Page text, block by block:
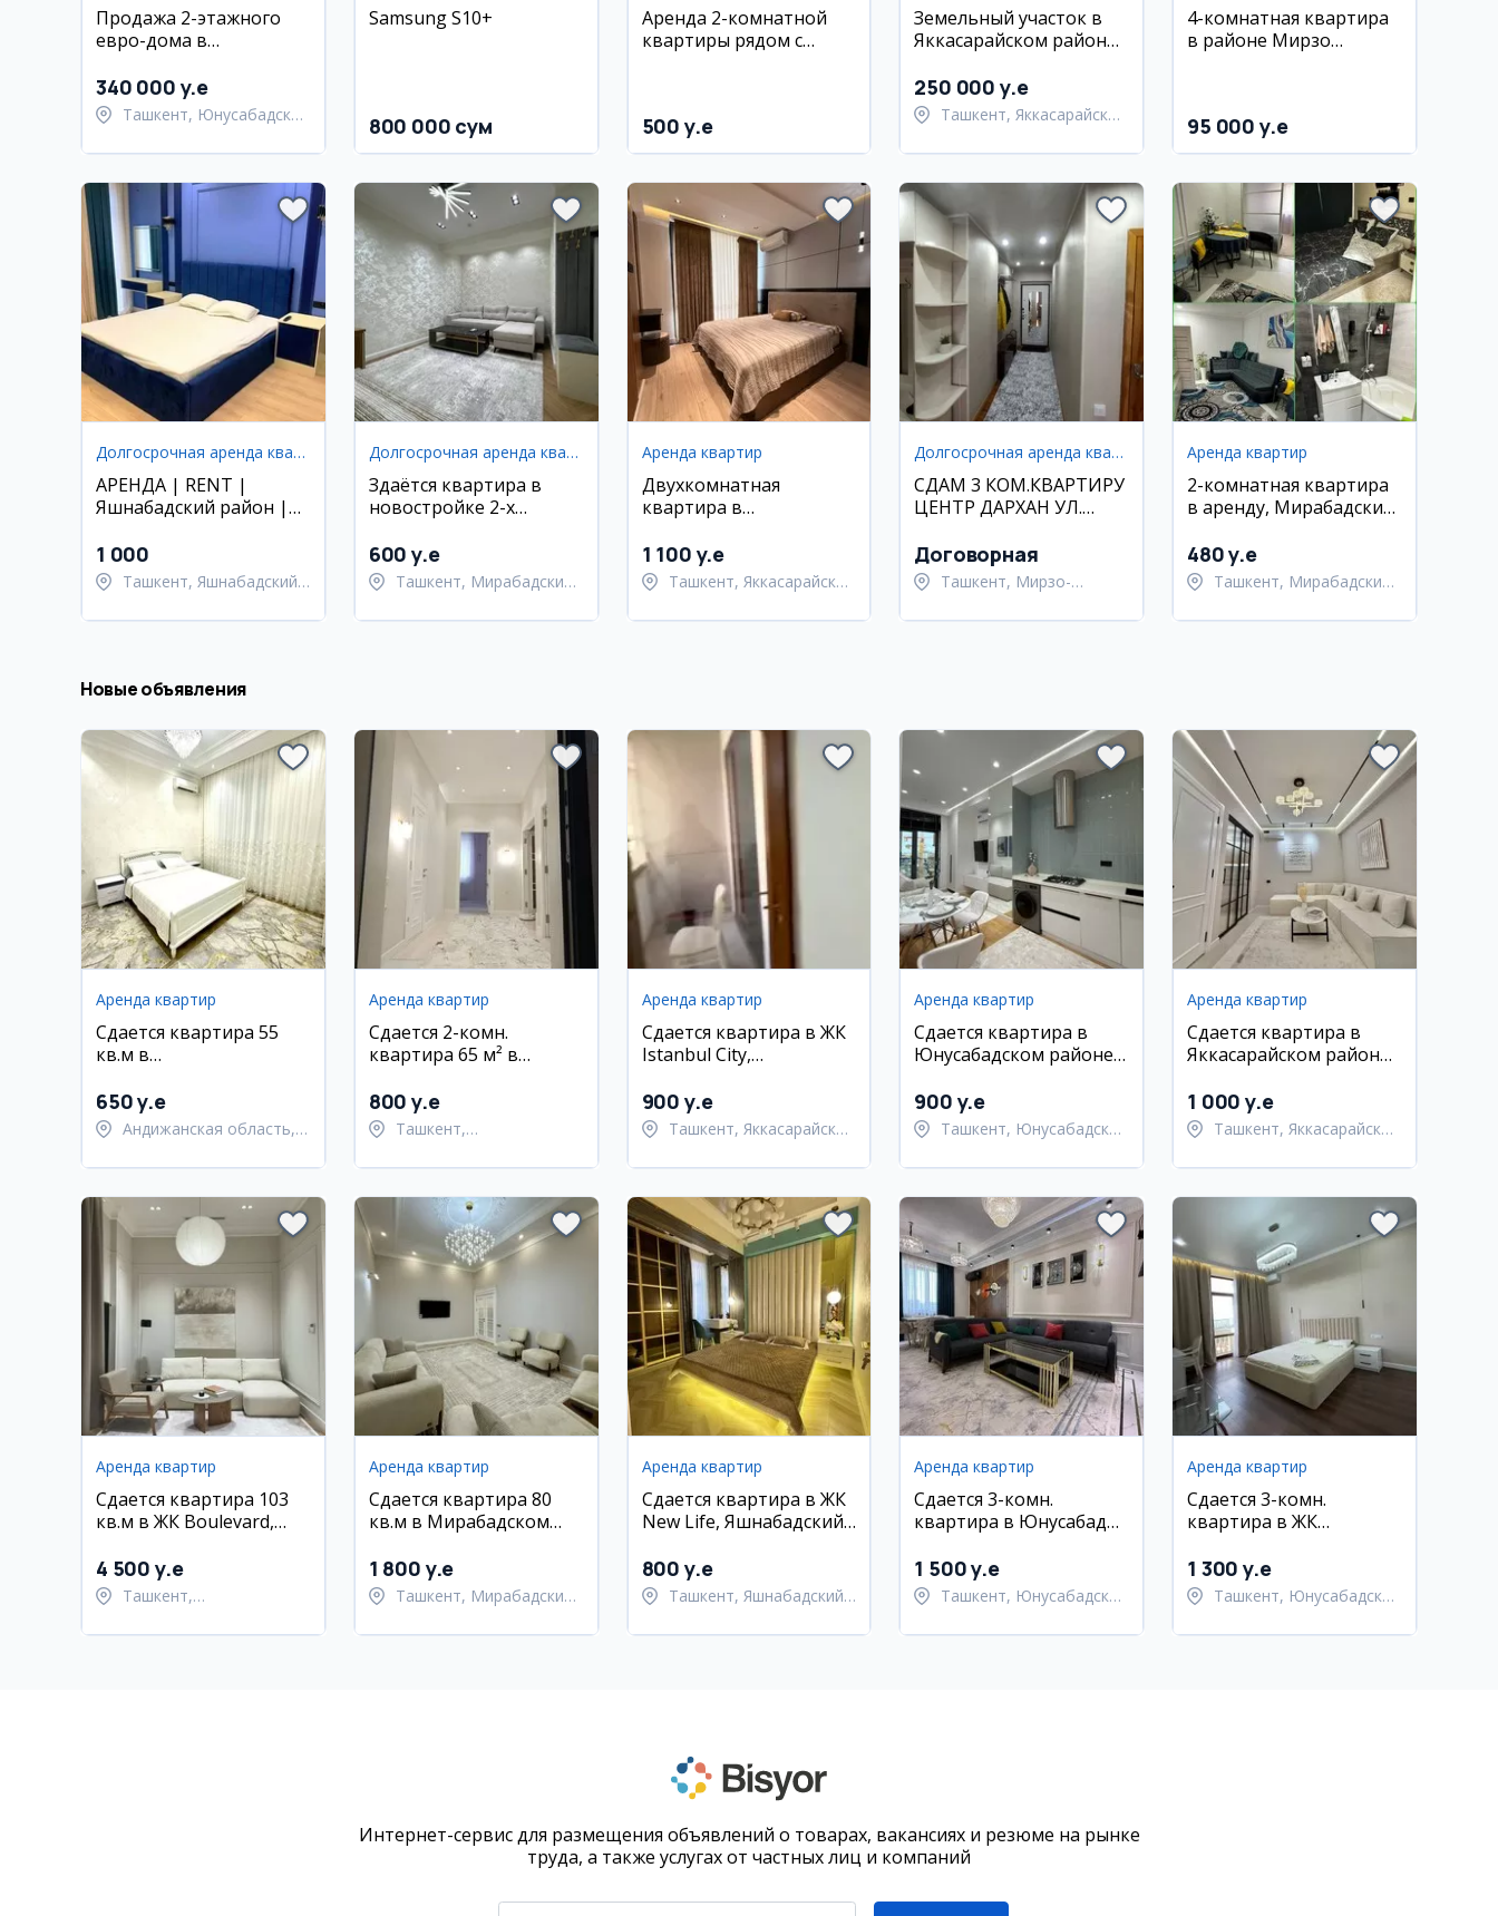
Продажа 2-этажного
евро-дома в
Сампи
340 000 y.e
Ташкент, Юнусабадский
Samsung S10+
800 000 сум
Аренда 2-комнатной
квартиры рядом с
500 y.e
Земельный участок в
Яккасарайском районе,
250 000 y.e
Ташкент, Яккасарайский
4-комнатная квартира
в районе Мирзо
95 000 y.e
Долгосрочная аренда квартир
АРЕНДА | RENT |
Яшнабадский район |
ОКСОРОЙ
1 000
Ташкент, Яшнабадский
Долгосрочная аренда квартир
Здаётся квартира в
новостройке 2-х
600 y.e
Ташкент, Мирабадский
Аренда квартир
Двухкомнатная
квартира в
1 100 y.e
Ташкент, Яккасарайский
Долгосрочная аренда квартир
СДАМ 3 КОМ.КВАРТИРУ
ЦЕНТР ДАРХАН УЛ.
ДОЛГОСРОЧНО
Договорная
Ташкент, Мирзо-
Аренда квартир
2-комнатная квартира
в аренду, Мирабадский
480 y.e
Ташкент, Мирабадский
Новые объявления
Аренда квартир
Сдается квартира 55
кв.м в
районе
650 y.e
Андижанская область,
Аренда квартир
Сдается 2-комн.
квартира 65 м² в
районе
800 y.e
Ташкент,
Аренда квартир
Сдается квартира в ЖК
Istanbul City,
900 y.e
Ташкент, Яккасарайский
Аренда квартир
Сдается квартира в
Юнусабадском районе,
900 y.e
Ташкент, Юнусабадский
Аренда квартир
Сдается квартира в
Яккасарайском районе,
1 000 y.e
Ташкент, Яккасарайский
Аренда квартир
Сдается квартира 103
кв.м в ЖК Boulevard,
4 500 y.e
Ташкент,
Аренда квартир
Сдается квартира 80
кв.м в Мирабадском
1 800 y.e
Ташкент, Мирабадский
Аренда квартир
Сдается квартира в ЖК
New Life, Яшнабадский
800 y.e
Ташкент, Яшнабадский
Аренда квартир
Сдается 3-комн.
квартира в Юнусабаде,
1 500 y.e
Ташкент, Юнусабадский
Аренда квартир
Сдается 3-комн.
квартира в ЖК
1 300 y.e
Ташкент, Юнусабадский
Интернет-сервис для размещения объявлений о товарах, вакансиях и резюме на рынке
труда, а также услугах от частных лиц и компаний